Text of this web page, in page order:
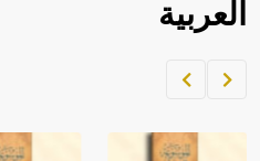
العربية